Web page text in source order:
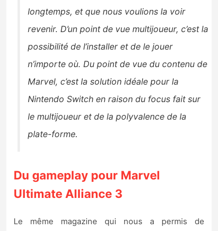
longtemps, et que nous voulions la voir
revenir. D’un point de vue multijoueur, c’est la
possibilité de l’installer et de le jouer
n’importe où. Du point de vue du contenu de
Marvel, c’est la solution idéale pour la
Nintendo Switch en raison du focus fait sur
le multijoueur et de la polyvalence de la
plate-forme.
Du gameplay pour Marvel
Ultimate Alliance 3
Le même magazine qui nous a permis de